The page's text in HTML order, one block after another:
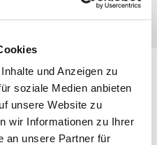
und Anzeigen zu
soziale Medien anbieten
unsere Website zu
wir Informationen zu Ihrer
an unsere Partner für